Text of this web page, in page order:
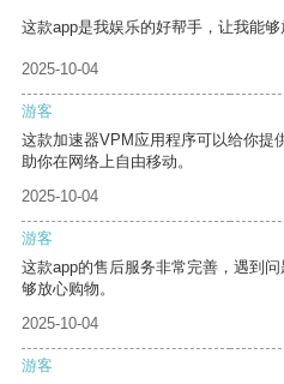
这款app是我娱乐的好帮手，让我能够
2025-10-04
游客
这款加速器VPM应用程序可以给你提
助你在网络上自由移动。
2025-10-04
游客
这款app的售后服务非常完善，遇到
够放心购物。
2025-10-04
游客